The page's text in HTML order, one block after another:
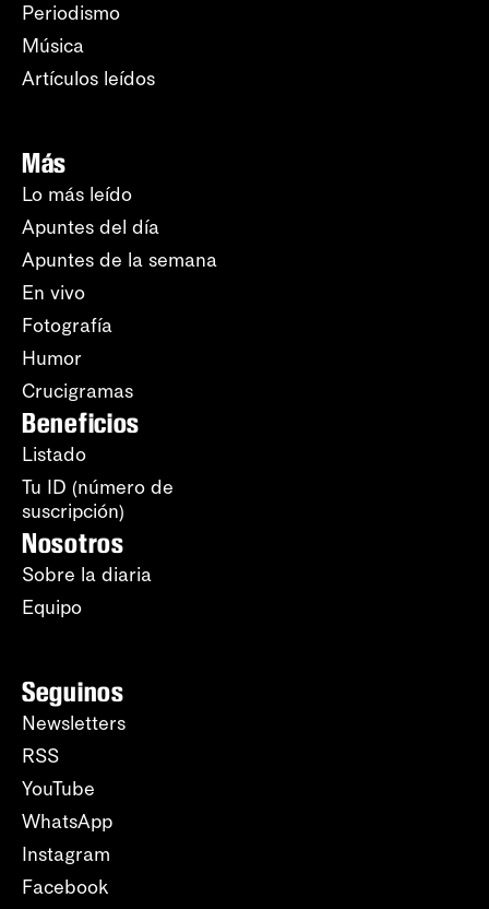
Periodismo
Música
Artículos leídos
Más
Lo más leído
Apuntes del día
Apuntes de la semana
En vivo
Fotografía
Humor
Crucigramas
Beneficios
Listado
Tu ID (número de
suscripción)
Nosotros
Sobre la diaria
Equipo
Seguinos
Newsletters
RSS
YouTube
WhatsApp
Instagram
Facebook